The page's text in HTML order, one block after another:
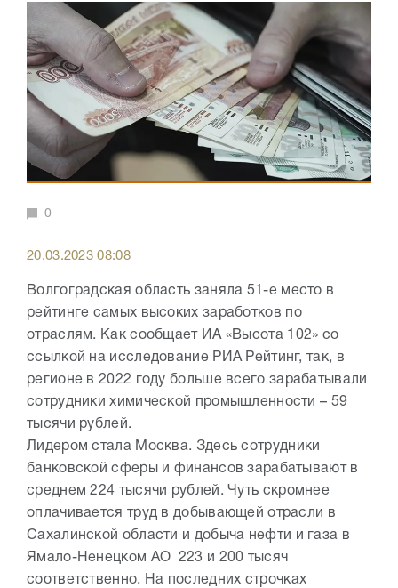
0
20.03.2023 08:08
Волгоградская область заняла 51-е место в
рейтинге самых высоких заработков по
отраслям. Как сообщает ИА «Высота 102» со
ссылкой на исследование РИА Рейтинг, так, в
регионе в 2022 году больше всего зарабатывали
сотрудники химической промышленности – 59
тысячи рублей.
Лидером стала Москва. Здесь сотрудники
банковской сферы и финансов зарабатывают в
среднем 224 тысячи рублей. Чуть скромнее
оплачивается труд в добывающей отрасли в
Сахалинской области и добыча нефти и газа в
Ямало-Ненецком АО 223 и 200 тысяч
соответственно. На последних строчках